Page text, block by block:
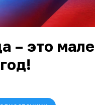
– это